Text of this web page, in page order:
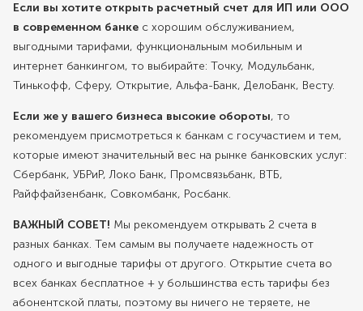
Если вы хотите открыть расчетный счет для ИП или ООО
в современном банке с хорошим обслуживанием,
выгодными тарифами, функциональным мобильным и
интернет банкингом, то выбирайте: Точку, Модульбанк,
Тинькофф, Сферу, Открытие, Альфа-Банк, ДелоБанк, Весту.
Если же у вашего бизнеса высокие обороты, то
рекомендуем присмотреться к банкам с госучастием и тем,
которые имеют значительный вес на рынке банковских услуг:
Сбербанк, УБРиР, Локо Банк, Промсвязьбанк, ВТБ,
Райффайзенбанк, Совкомбанк, Росбанк.
ВАЖНЫЙ СОВЕТ! Мы рекомендуем открывать 2 счета в
разных банках. Тем самым вы получаете надежность от
одного и выгодные тарифы от другого. Открытие счета во
всех банках бесплатное + у большинства есть тарифы без
абонентской платы, поэтому вы ничего не теряете, не